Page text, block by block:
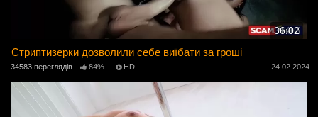
36:02
Стриптизерки дозволили себе виїбати за гроші
34583 переглядів 84% HD 24.02.2024